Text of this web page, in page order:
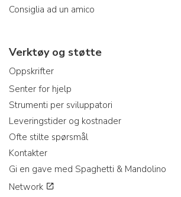
Consiglia ad un amico
Verktøy og støtte
Oppskrifter
Senter for hjelp
Strumenti per sviluppatori
Leveringstider og kostnader
Ofte stilte spørsmål
Kontakter
Gi en gave med Spaghetti & Mandolino
Network